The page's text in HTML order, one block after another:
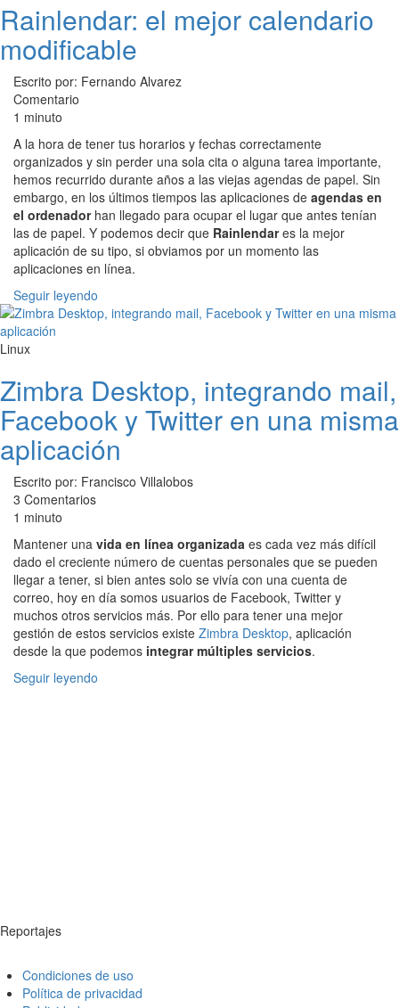
Rainlendar: el mejor calendario
modificable
Escrito por: Fernando Alvarez
Comentario
1 minuto
A la hora de tener tus horarios y fechas correctamente
organizados y sin perder una sola cita o alguna tarea importante,
hemos recurrido durante años a las viejas agendas de papel. Sin
embargo, en los últimos tiempos las aplicaciones de agendas en
el ordenadorhan llegado para ocupar el lugar que antes tenían
las de papel. Y podemos decir que Rainlendares la mejor
aplicación de su tipo, si obviamos por un momento las
aplicaciones en línea.
Seguir leyendo
Linux
Zimbra Desktop, integrando mail,
Facebook y Twitter en una misma
aplicación
Escrito por: Francisco Villalobos
3 Comentarios
1 minuto
Mantener una vida en línea organizada es cada vez más difícil
dado el creciente número de cuentas personales que se pueden
llegar a tener, si bien antes solo se vivía con una cuenta de
correo, hoy en día somos usuarios de Facebook, Twitter y
muchos otros servicios más. Por ello para tener una mejor
gestión de estos servicios existe Zimbra Desktop, aplicación
desde la que podemos integrar múltiples servicios.
Seguir leyendo
Reportajes
Condiciones de uso
Política de privacidad